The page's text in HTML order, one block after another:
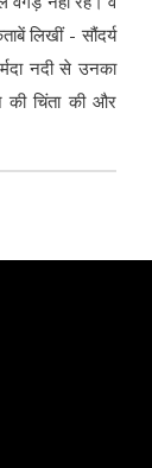
लिखीं - सौंदर्य
नदी से उनका
की चिंता की और